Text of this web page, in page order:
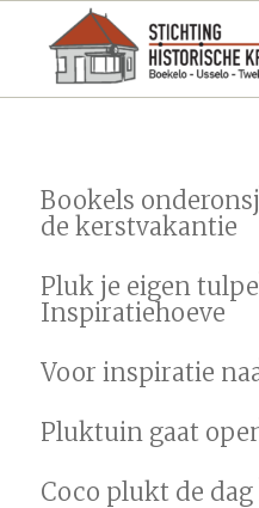
Bookels
de kerstvakantie
Pluk je eigen
Inspiratiehoeve
Voor inspiratie
Pluktuin gaat
Coco plukt de